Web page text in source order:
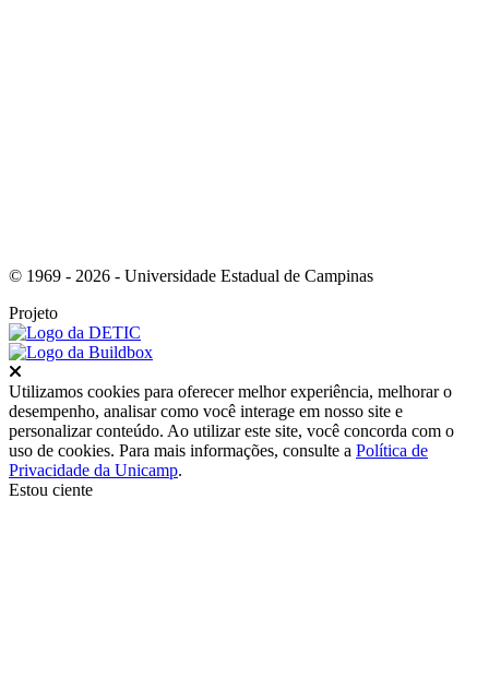
© 1969 - 2026 - Universidade Estadual de Campinas
Projeto
Utilizamos cookies para oferecer melhor experiência, melhorar o
desempenho, analisar como você interage em nosso site e
personalizar conteúdo. Ao utilizar este site, você concorda com o
uso de cookies. Para mais informações, consulte a Política de
Privacidade da Unicamp.
Estou ciente